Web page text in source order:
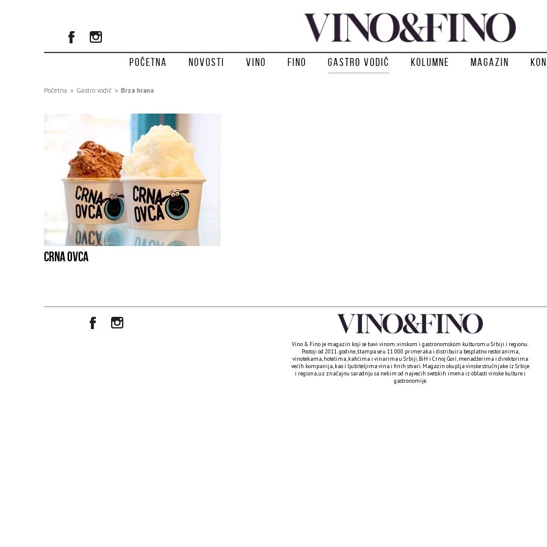
Početna Novosti Vino Fino Gastro vodič Kolumne Magazin
Početna » Gastro vodič » Brza hrana
CRNA OVCA
Vino & Fino je magazin koji se bavi vinom, vinskom i gastronomskom kulturom u Srbiji i regionu.
Postoji od 2011. godine, štampa se u 11 000 primeraka i distribuira besplatno restoranima,
vinotekama, hotelima, kafićima i vinarima u Srbiji, BiH i Crnoj Gori, menadžerima i direktorima
većih kompanija, kao i ljubiteljima vina i finih stvari. Magazin okuplja vinske stručnjake iz Srbije
i regiona, uz značajnu saradnju sa nekim od najvećih svetskih imena iz oblasti vinske kulture i
gastronomije.